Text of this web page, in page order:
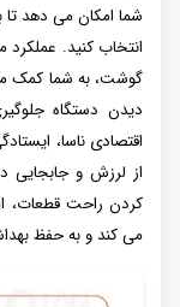
شما امکان می دهد
انتخاب کنید.
گوشت، به شما کمک
دیدن دستگاه
اقتصادی ناسا،
از لرزش و جابجایی
کردن راحت قطعات،
می کند و به حفظ